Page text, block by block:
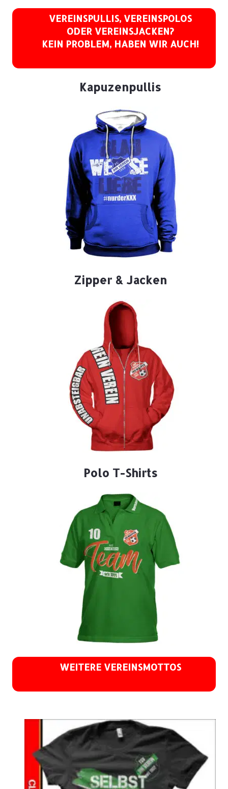
VEREINSPULLIS, VEREINSPOLOS
ODER VEREINSJACKEN?
KEIN PROBLEM, HABEN WIR AUCH!
Kapuzenpullis
Zipper & Jacken
Polo T-Shirts
WEITERE VEREINSMOTTOS